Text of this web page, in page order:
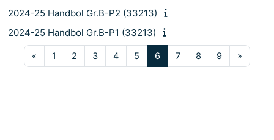
2024-25 Handbol Gr.B-P2 (33213)
2024-25 Handbol Gr.B-P1 (33213)
« Pàgina anterior
1 Pàgina 1
2 Pàgina 2
3Pàgina 3
4Pàgina 4
5 Pàgina 5
6Pàgina 6
7Pàgina 7
8 Pàgina 8
9Pàgina 9
»